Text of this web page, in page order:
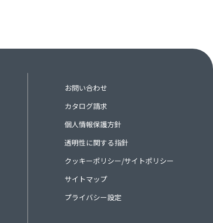
お問い合わせ
カタログ請求
個人情報保護方針
透明性に関する指針
クッキーポリシー/サイトポリシー
サイトマップ
プライバシー設定